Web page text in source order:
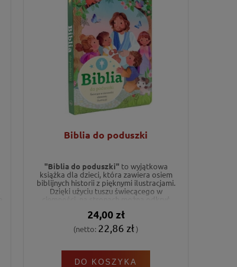
Biblia do poduszki
"Biblia do poduszki"to wyjątkowa
książka dla dzieci, która zawiera osiem
biblijnych historii z pięknymi ilustracjami.
Dzięki użyciu tuszu świecącego w
ciemności, na stronach można odkryć
wieczorne czytanie Pisma Świętego staje
się wspaniałą i magiczną przygodą.
24,00 zł
(netto: 22,86 zł)
DO KOSZYKA